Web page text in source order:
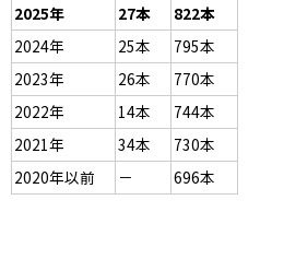
2025年
27本
822本
2024年
25本
795本
2023年
26本
770本
2022年
14本
744本
2021年
34本
730本
2020年以前
－ 696本